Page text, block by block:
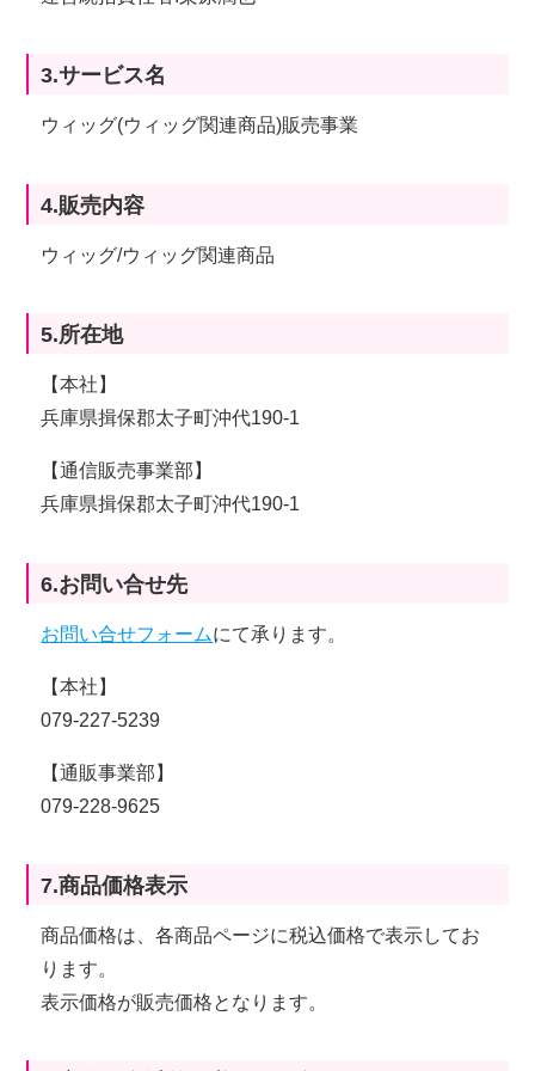
3.サービス名
ウィッグ(ウィッグ関連商品)販売事業
4.販売内容
ウィッグ/ウィッグ関連商品
5.所在地
【本社】
兵庫県揖保郡太子町沖代190-1
【通信販売事業部】
兵庫県揖保郡太子町沖代190-1
6.お問い合せ先
お問い合せフォームにて承ります。
【本社】
079-227-5239
【通販事業部】
079-228-9625
7.商品価格表示
商品価格は、各商品ページに税込価格で表示してお
ります。
表示価格が販売価格となります。